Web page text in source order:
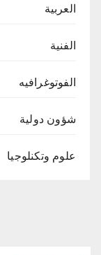
العربية
الفنية
الفوتوغرافيه
شؤون دولية
علوم وتكنلوجيا